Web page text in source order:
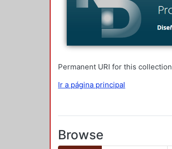
Permanent URI for this collection
Ir a página principal
Browse